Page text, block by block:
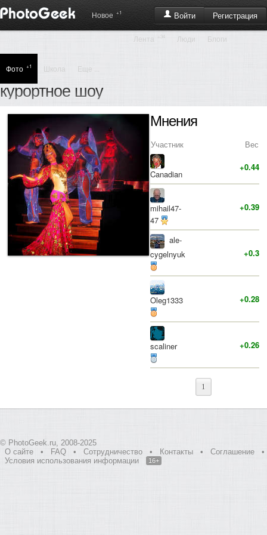
Войти Регистрация
Новое +1
Лента Люди Блоги
Фото +1 Школа Еще ...
курортное шоу
Мнения
Участник Вес
Canadian
+0.44
mihail47-
47
+0.39
ale-
cygelnyuk
+0.3
Oleg1333 +0.28
scaliner +0.26
1
© PhotoGeek.ru, 2008-2025
О сайте
• FAQ • Сотрудничество • Контакты • Соглашение
•
Условия использования информации
16+